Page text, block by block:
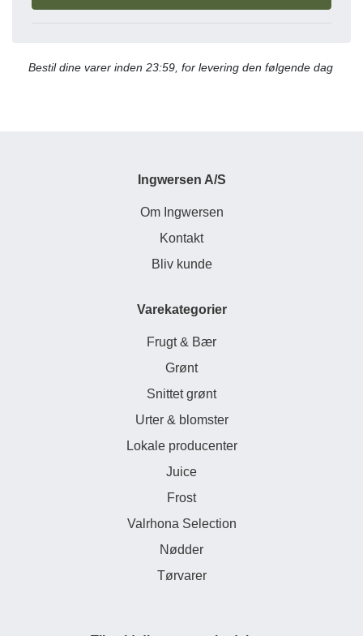
Bestil dine varer inden 23:59, for levering den følgende dag
Ingwersen A/S
Om Ingwersen
Kontakt
Bliv kunde
Varekategorier
Frugt & Bær
Grønt
Snittet grønt
Urter & blomster
Lokale producenter
Juice
Frost
Valrhona Selection
Nødder
Tørvarer